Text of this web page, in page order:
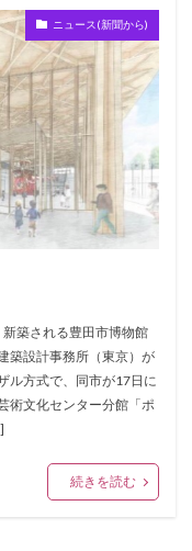
ニュース(新聞から)
築される豊田市博物館
築設計事務所（東京）が
ル方式で、同市が17日に
術文化センター分館「ポ
続きを読む